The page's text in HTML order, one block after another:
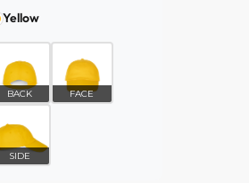
Yellow
BACK FACE
SIDE